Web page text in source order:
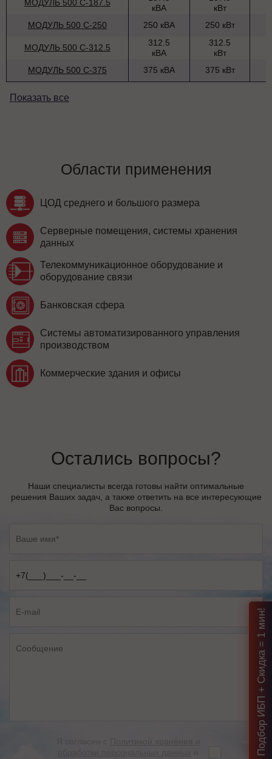
МОДУЛЬ 500 С-187.5
кВА
кВт
МОДУЛЬ 500 С-250
250 кВА 250 кВт
МОДУЛЬ 500 С-312.5
312.5
кВА
312.5
кВт
МОДУЛЬ 500 С-375
375 кВА 375 кВт
Показать все
Области применения
ЦОД среднего и большого размера
Серверные помещения, системы хранения
данных
Телекоммуникационное оборудование и
оборудование связи
Банковская сфера
Системы автоматизированного управления
производством
Коммерческие здания и офисы
Остались вопросы?
Наши специалисты всегда готовы найти оптимальные
решения Ваших задач, а также ответить на все интересующие
Вас вопросы.
Подбор ИБП + Скидка = 1 мин!